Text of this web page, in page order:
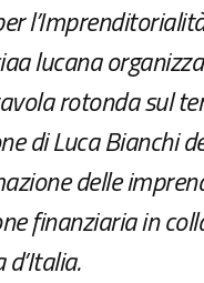
lucana
rotonda sul
di Luca Bianchi
delle
finanziaria in